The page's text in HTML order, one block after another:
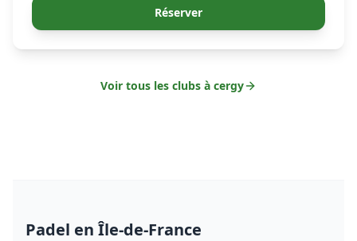
Réserver
Voir tous les clubs à cergy
Padel en Île-de-France